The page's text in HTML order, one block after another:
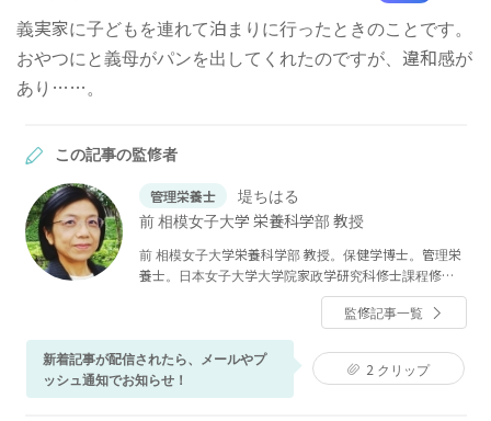
義実家に子どもを連れて泊まりに行ったときのことです。
おやつにと義母がパンを出してくれたのですが、違和感が
あり……。
この記事の監修者
管理栄養士
堤ちはる
前 相模女子大学 栄養科学部 教授
前 相模女子大学栄養科学部 教授。保健学博士。管理栄
養士。日本女子大学大学院家政学研究科修士課程修
了、東京大学大学院医学系研究科保健学専門課程修
士・博士課程修了後、青葉学園短期大学専任講師、助
教授、日本子ども家庭総合研究所母子保健研究部栄養
担当部長を経て、同大学教授を務めた。調理学、母子
栄養学、食育関連分野を 専門とし、妊産婦・乳幼児期
の食育に関する研究や、講演会・研修会などの講師を
監修記事一覧
新着記事が配信されたら、メールやプ
ッシュ通知でお知らせ！
2 クリップ